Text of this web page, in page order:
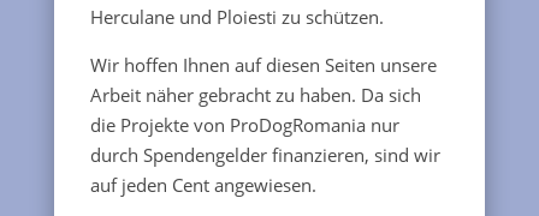
Herculane und Ploiesti zu schützen.
Wir hoffen Ihnen auf diesen Seiten unsere
Arbeit näher gebracht zu haben. Da sich
die Projekte von ProDogRomania nur
durch Spendengelder finanzieren, sind wir
auf jeden Cent angewiesen.